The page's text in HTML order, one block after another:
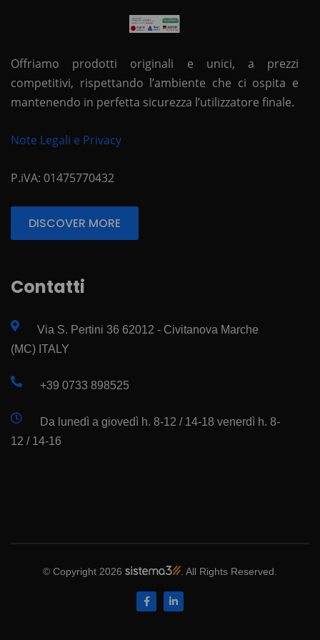
Offriamo prodotti originali e unici, a prezzi
competitivi, rispettando l’ambiente che ci ospita e
mantenendo in perfetta sicurezza l’utilizzatore finale.
Note Legali e Privacy
P.iVA: 01475770432
DISCOVER MORE
Contatti
Via S. Pertini 36 62012 - Civitanova Marche
(MC) ITALY
+39 0733 898525
Da lunedì a giovedì h. 8-12 / 14-18 venerdì h. 8-
12 / 14-16
© Copyright 2026 . All Rights Reserved.